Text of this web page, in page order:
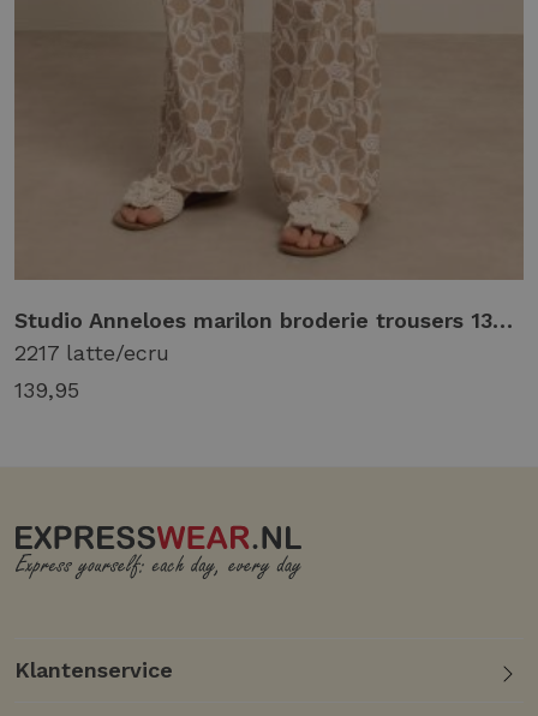
Studio Anneloes marilon broderie trousers 13886 Broek 2217 latte/ecru
2217 latte/ecru
139,95
Klantenservice